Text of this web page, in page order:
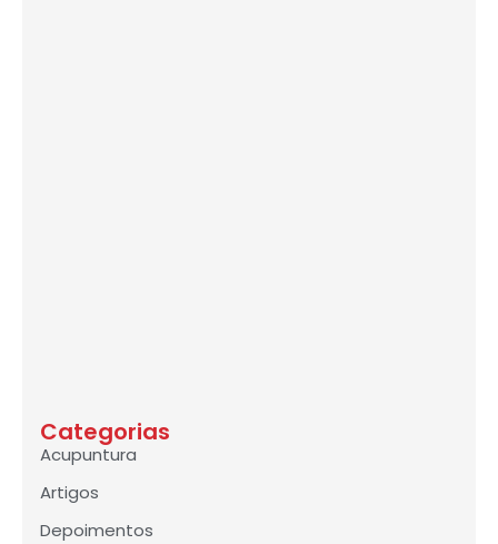
Categorias
Acupuntura
Artigos
Depoimentos